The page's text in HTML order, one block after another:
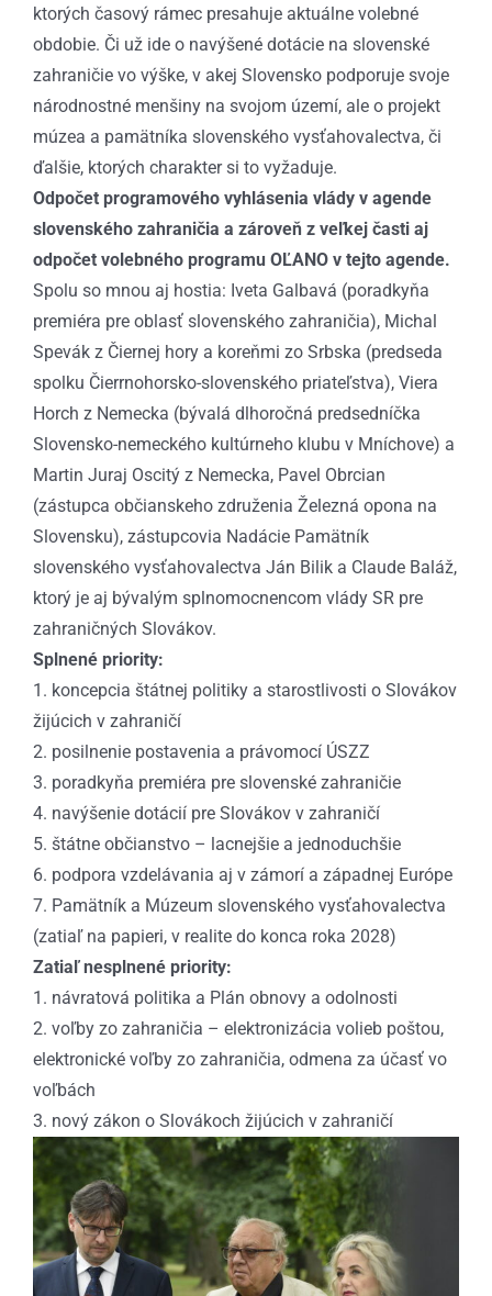
ktorých časový rámec presahuje aktuálne volebné
obdobie. Či už ide o navýšené dotácie na slovenské
zahraničie vo výške, v akej Slovensko podporuje svoje
národnostné menšiny na svojom území, ale o projekt
múzea a pamätníka slovenského vysťahovalectva, či
ďalšie, ktorých charakter si to vyžaduje.
Odpočet programového vyhlásenia vlády v agende
slovenského zahraničia a zároveň z veľkej časti aj
odpočet volebného programu OĽANO v tejto agende.
Spolu so mnou aj hostia: Iveta Galbavá (poradkyňa
premiéra pre oblasť slovenského zahraničia), Michal
Spevák z Čiernej hory a koreňmi zo Srbska (predseda
spolku Čierrnohorsko-slovenského priateľstva), Viera
Horch z Nemecka (bývalá dlhoročná predsedníčka
Slovensko-nemeckého kultúrneho klubu v Mníchove) a
Martin Juraj Oscitý z Nemecka, Pavel Obrcian
(zástupca občianskeho združenia Železná opona na
Slovensku), zástupcovia Nadácie Pamätník
slovenského vysťahovalectva Ján Bilik a Claude Baláž,
ktorý je aj bývalým splnomocnencom vlády SR pre
zahraničných Slovákov.
Splnené priority:
1. koncepcia štátnej politiky a starostlivosti o Slovákov
žijúcich v zahraničí
2. posilnenie postavenia a právomocí ÚSZZ
3. poradkyňa premiéra pre slovenské zahraničie
4. navýšenie dotácií pre Slovákov v zahraničí
5. štátne občianstvo – lacnejšie a jednoduchšie
6. podpora vzdelávania aj v zámorí a západnej Európe
7. Pamätník a Múzeum slovenského vysťahovalectva
(zatiaľ na papieri, v realite do konca roka 2028)
Zatiaľ nesplnené priority:
1. návratová politika a Plán obnovy a odolnosti
2. voľby zo zahraničia – elektronizácia volieb poštou,
elektronické voľby zo zahraničia, odmena za účasť vo
voľbách
3. nový zákon o Slovákoch žijúcich v zahraničí